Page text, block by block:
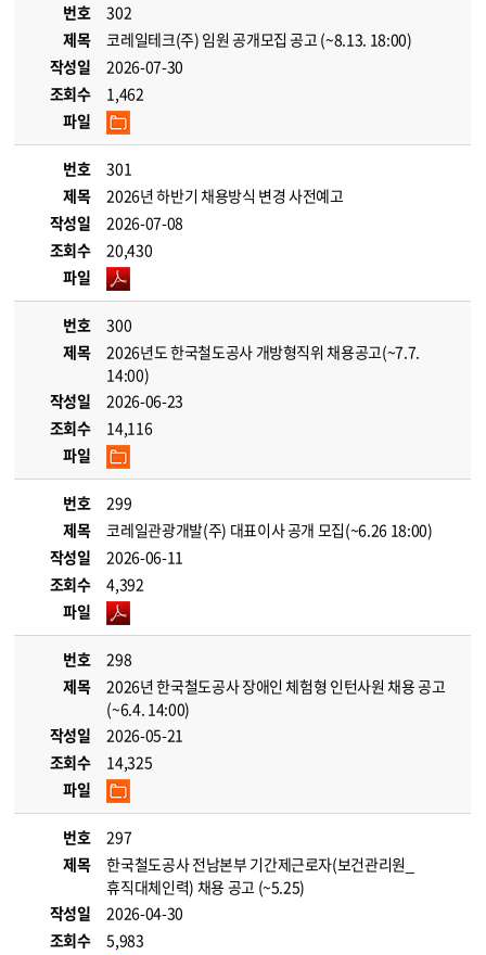
번호
302
제목
코레일테크(주) 임원 공개모집 공고 (~8.13. 18:00)
작성일
2026-07-30
조회수
1,462
파일
번호
301
제목
2026년 하반기 채용방식 변경 사전예고
작성일
2026-07-08
조회수
20,430
파일
번호
300
제목
2026년도 한국철도공사 개방형직위 채용공고(~7.7.
14:00)
작성일
2026-06-23
조회수
14,116
파일
번호
299
제목
코레일관광개발(주) 대표이사 공개 모집(~6.26 18:00)
작성일
2026-06-11
조회수
4,392
파일
번호
298
제목
2026년 한국철도공사 장애인 체험형 인턴사원 채용 공고
(~6.4. 14:00)
작성일
2026-05-21
조회수
14,325
파일
번호
297
제목
한국철도공사 전남본부 기간제근로자(보건관리원_
휴직대체인력) 채용 공고 (~5.25)
작성일
2026-04-30
조회수
5,983